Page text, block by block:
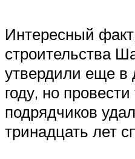
Интересный
строительства
утвердили еще в
году, но
подрядчиков
тринадцать лет